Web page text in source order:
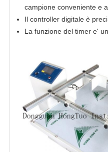
campione conveniente e
Il controller digitale è
La funzione del timer e'